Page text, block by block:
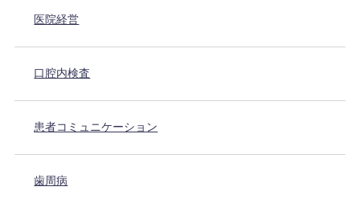
医院経営
口腔内検査
患者コミュニケーション
歯周病